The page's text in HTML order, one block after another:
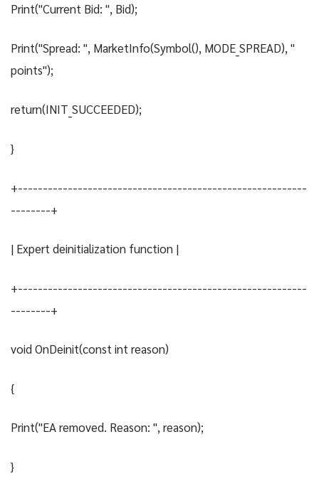
Print("Current Bid: ", Bid);
Print("Spread: ", MarketInfo(Symbol(), MODE_SPREAD), "
points");
return(INIT_SUCCEEDED);
}
+----------------------------------------------------------
--------+
| Expert deinitialization function |
+----------------------------------------------------------
--------+
void OnDeinit(const int reason)
{
Print("EA removed. Reason: ", reason);
}